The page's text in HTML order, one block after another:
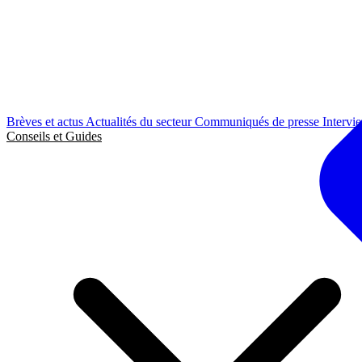
Brèves et actus Actualités du secteurCommuniqués de presse
Conseils et Guides